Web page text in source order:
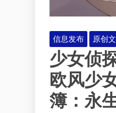
信息发布 原创
少女侦
欧风少
簿：永